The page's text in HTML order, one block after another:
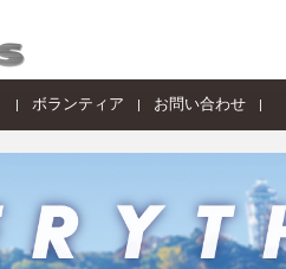
| ボランティア | お問い合わせ |